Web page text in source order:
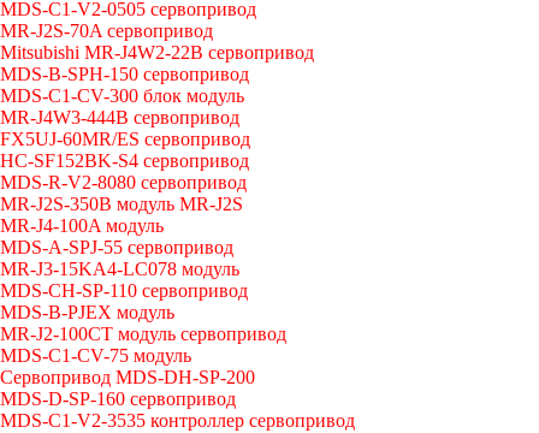
MDS-C1-V2-0505 сервопривод
MR-J2S-70A сервопривод
Mitsubishi MR-J4W2-22B сервопривод
MDS-B-SPH-150 сервопривод
MDS-C1-CV-300 блок модуль
MR-J4W3-444B сервопривод
FX5UJ-60MR/ES сервопривод
HC-SF152BK-S4 сервопривод
MDS-R-V2-8080 сервопривод
MR-J2S-350B модуль MR-J2S
MR-J4-100A модуль
MDS-A-SPJ-55 сервопривод
MR-J3-15KA4-LC078 модуль
MDS-CH-SP-110 сервопривод
MDS-B-PJEX модуль
MR-J2-100CT модуль сервопривод
MDS-C1-CV-75 модуль
Сервопривод MDS-DH-SP-200
MDS-D-SP-160 сервопривод
MDS-C1-V2-3535 контроллер сервопривод